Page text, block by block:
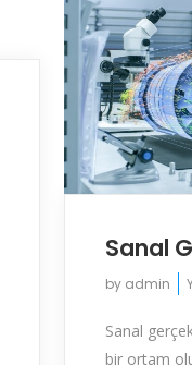
Sanal
by admin
Sanal
bir ortam